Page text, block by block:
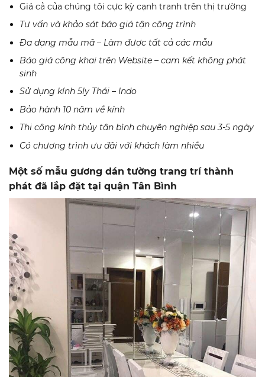
Giá cả của chúng tôi cực kỳ cạnh tranh trên thị trường
Tư vấn và khảo sát báo giá tận công trình
Đa dạng mẫu mã – Làm được tất cả các mẫu
Báo giá công khai trên Website – cam kết không phát
sinh
Sử dụng kính 5ly Thái – Indo
Bảo hành 10 năm về kính
Thi công kính thủy tân bình chuyên nghiệp sau 3-5 ngày
Có chương trình ưu đãi với khách làm nhiều
Một số mẫu gương dán tường trang trí thành
phát đã lắp đặt tại quận Tân Bình